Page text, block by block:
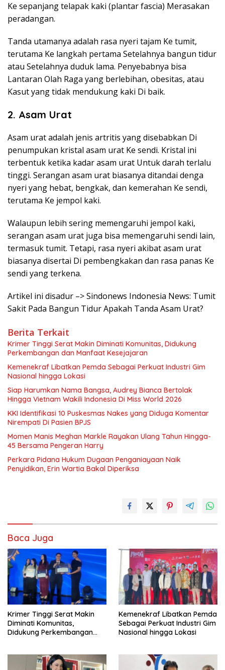
Ke sepanjang telapak kaki (plantar fascia) Merasakan
peradangan.
Tanda utamanya adalah rasa nyeri tajam Ke tumit,
terutama Ke langkah pertama Setelahnya bangun tidur
atau Setelahnya duduk lama. Penyebabnya bisa
Lantaran Olah Raga yang berlebihan, obesitas, atau
Kasut yang tidak mendukung kaki Di baik.
2. Asam Urat
Asam urat adalah jenis artritis yang disebabkan Di
penumpukan kristal asam urat Ke sendi. Kristal ini
terbentuk ketika kadar asam urat Untuk darah terlalu
tinggi. Serangan asam urat biasanya ditandai denga
nyeri yang hebat, bengkak, dan kemerahan Ke sendi,
terutama Ke jempol kaki.
Walaupun lebih sering memengaruhi jempol kaki,
serangan asam urat juga bisa memengaruhi sendi lain,
termasuk tumit. Tetapi, rasa nyeri akibat asam urat
biasanya disertai Di pembengkakan dan rasa panas Ke
sendi yang terkena.
Artikel ini disadur –> Sindonews Indonesia News: Tumit
Sakit Pada Bangun Tidur Apakah Tanda Asam Urat?
Berita Terkait
Krimer Tinggi Serat Makin Diminati Komunitas, Didukung
Perkembangan dan Manfaat Kesejajaran
Kemenekraf Libatkan Pemda Sebagai Perkuat Industri Gim
Nasional hingga Lokasi
Siap Harumkan Nama Bangsa, Audrey Bianca Bertolak
Hingga Vietnam Wakili Indonesia Di Miss World 2026
KKI Identifikasi 10 Puskesmas Nakes yang Diduga Komentar
Nirempati Di Pasien BPJS
Momen Manis Meghan Markle Rayakan Ulang Tahun Hingga-
45 Bersama Pengeran Harry
Perkara Pidana Hukum Dugaan Penganiayaan Naik
Penyidikan, Erin Wartia Bakal Diperiksa
Baca Juga
Krimer Tinggi Serat Makin
Diminati Komunitas,
Didukung Perkembangan
Kemenekraf Libatkan Pemda
Sebagai Perkuat Industri Gim
Nasional hingga Lokasi